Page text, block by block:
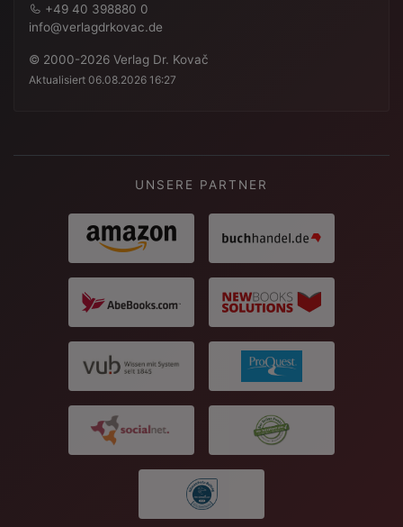
+49 40 398880 0
info@verlagdrkovac.de
© 2000-2026 Verlag Dr. Kovač
Aktualisiert 06.08.2026 16:27
UNSERE PARTNER